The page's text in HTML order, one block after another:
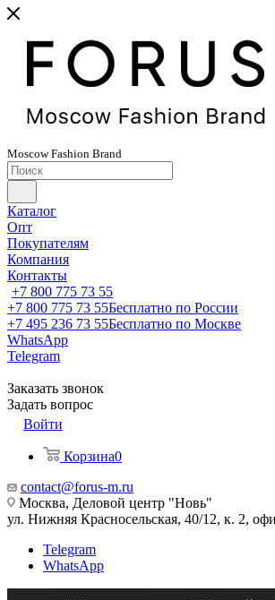
MoscowFashion Brand
Каталог
Опт
Покупателям
Компания
Контакты
+7 800 775 73 55
+7 800 775 73 55Бесплатно по России
+7 495 236 73 55Бесплатно по Москве
WhatsApp
Telegram
Заказать звонок
Задать вопрос
Войти
Корзина0
contact@forus-m.ru
Москва, Деловой центр "Новь"
ул. Нижняя Красносельская, 40/12, к. 2,
Telegram
WhatsApp